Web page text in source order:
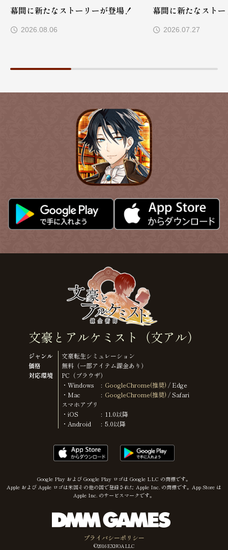
幕間に新たなストーリーが登場！
2026.08.06
幕間に新たなスト
2026.07.27
文豪とアルケミスト（文アル）
ジャンル
文豪転生シミュレーション
価格
無料（一部アイテム課金あり）
対応環境
PC（ブラウザ）
・Windows
GoogleChrome(推奨) / Edge
・Mac
GoogleChrome(推奨) / Safari
スマホアプリ
・iOS
11.0以降
・Android
5.0以降
Google Play および Google Play ロゴは Google LLC の商標です。
Apple および Apple ロゴは米国その他の国で登録された Apple Inc. の商標です。App Store は
Apple Inc. のサービスマークです。
プライバシーポリシー
©︎2016 EXNOA LLC